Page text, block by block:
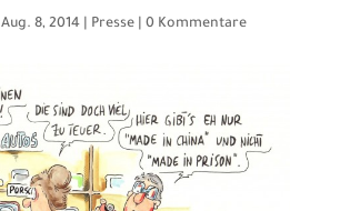
Aug. 8, 2014| Presse| 0 Kommentare